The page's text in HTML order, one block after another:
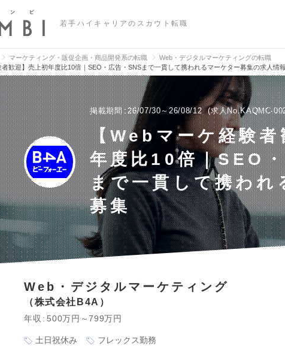
若手ハイキャリアのスカウト転職
マーケティング・販促企画・商品開発系の転職
Web・デジタルマーケティングの転職
者歓迎】売上初年度比10倍｜SEO・広告・SNSまで一貫して携われるマーケター募集の求人情報
掲載期間 26/07/30～26/08/12 求人No.KAQMC-
【Webマーケ経験者
年度比10倍｜SEO
まで一貫して携われ
募集
Web・デジタルマーケティング
株式会社B4A
年収 500万円～799万円
土日祝休み フレックス勤務